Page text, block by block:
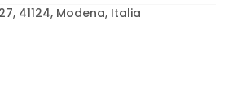
41124, Modena, Italia